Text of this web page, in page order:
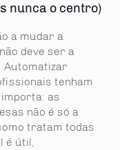
nunca o centro)
a mudar a
deve ser a
tenham
as
não é só a
tratam todas
é útil,